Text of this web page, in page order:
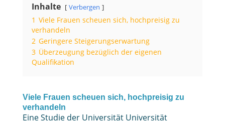
Inhalte Verbergen
1 Viele Frauen scheuen sich, hochpreisig zu
verhandeln
2 Geringere Steigerungserwartung
3 Überzeugung bezüglich der eigenen
Qualifikation
Viele Frauen scheuen sich, hochpreisig zu
verhandeln
Eine Studie der Universität Universität